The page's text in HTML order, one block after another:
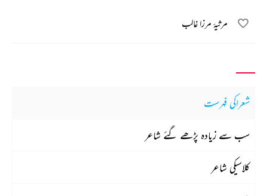
مرثیۂ مرزا غالب
شعراکی فہرست
سب سے زیادہ پڑھے گئے شاعر
کلاسیکی شاعر